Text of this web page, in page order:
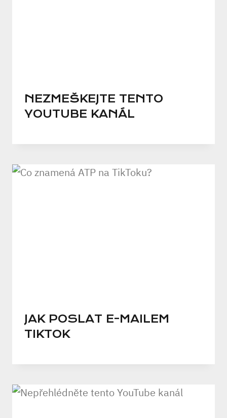
NEZMEŠKEJTE TENTO
YOUTUBE KANÁL
JAK POSLAT E-MAILEM
TIKTOK